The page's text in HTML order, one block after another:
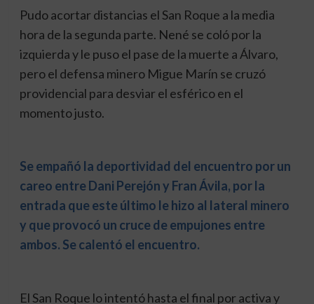
Pudo acortar distancias el San Roque a la media
hora de la segunda parte. Nené se coló por la
izquierda y le puso el pase de la muerte a Álvaro,
pero el defensa minero Migue Marín se cruzó
providencial para desviar el esférico en el
momento justo.
Se empañó la deportividad del encuentro por un
careo entre Dani Perejón y Fran Ávila, por la
entrada que este último le hizo al lateral minero
y que provocó un cruce de empujones entre
ambos. Se calentó el encuentro.
El San Roque lo intentó hasta el final por activa y